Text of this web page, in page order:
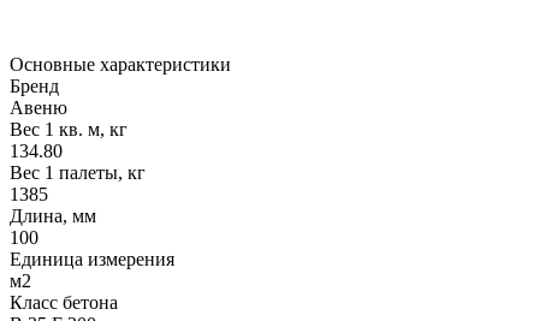
Основные характеристики
Бренд
Авеню
Вес 1 кв. м, кг
134.80
Вес 1 палеты, кг
1385
Длина, мм
100
Единица измерения
м2
Класс бетона